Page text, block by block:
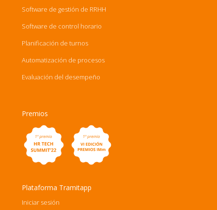
Software de gestión de RRHH
Software de control horario
Planificación de turnos
Automatización de procesos
Evaluación del desempeño
Premios
Plataforma Tramitapp
Iniciar sesión